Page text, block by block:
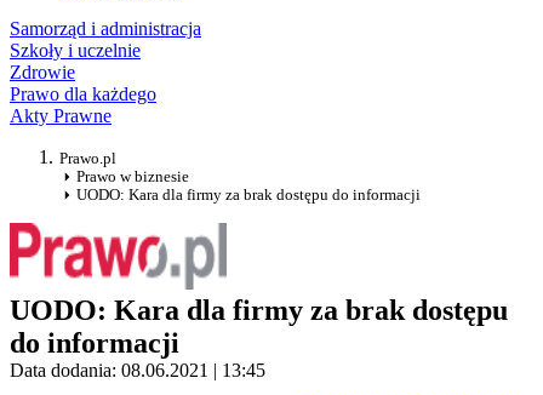
Samorząd i administracja
Szkoły i uczelnie
Zdrowie
Prawo dla każdego
Akty Prawne
Prawo.pl
Prawo w biznesie
UODO: Kara dla firmy za brak dostępu do informacji
UODO: Kara dla firmy za brak dostępu
do informacji
Data dodania: 08.06.2021 | 13:45